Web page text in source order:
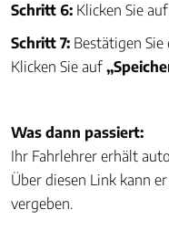
Schritt 6: Klicken Sie auf
Schritt 7: Bestätigen
Klicken Sie auf
Was dann passiert:
Ihr Fahrlehrer erhält
Über diesen Link kann
vergeben.